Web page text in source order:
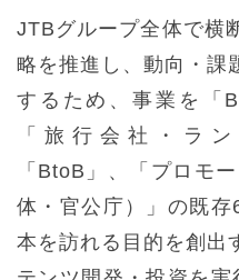
JTBグループ全体で横
略を推進し、動向・課
するため、事業を「
「旅行会社・ラ
「BtoB」、「プロモ
体・官公庁）」の既存
本を訪れる目的を創出